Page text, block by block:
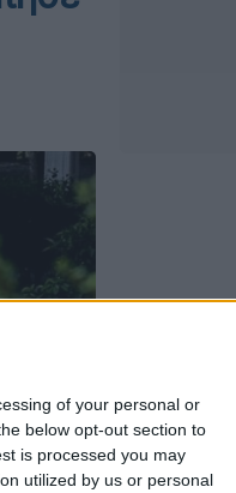
of your personal or
below opt-out section to
is processed you may
utilized by us or personal